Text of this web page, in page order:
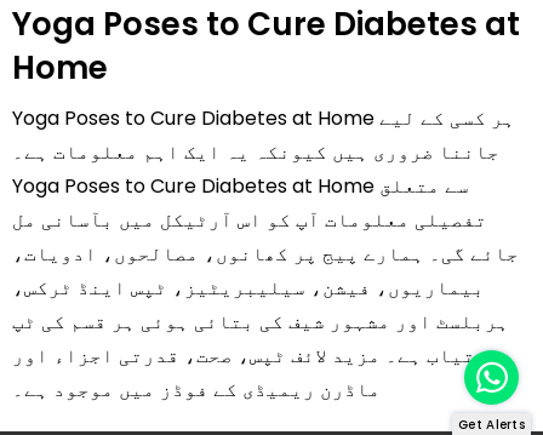
Yoga Poses to Cure Diabetes at
Home
Yoga Poses to Cure Diabetes at Home ہر کسی کے لیے
جاننا ضروری ہیں کیونکہ یہ ایک اہم معلومات ہے۔
Yoga Poses to Cure Diabetes at Home سے متعلق
تفصیلی معلومات آپ کو اس آرٹیکل میں بآسانی مل
جائے گی۔ ہمارے پیج پر کھانوں، مصالحوں، ادویات،
بیماریوں، فیشن، سیلیبریٹیز، ٹپس اینڈ ٹرکس،
ہربلسٹ اور مشہور شیف کی بتائی ہوئی ہر قسم کی ٹپ
دستیاب ہے۔ مزید لائف ٹپس، صحت، قدرتی اجزاء اور
ماڈرن ریمیڈی کے فوڈز میں موجود ہے۔
Get Alerts